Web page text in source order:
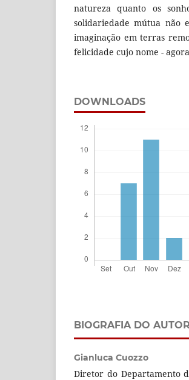
natureza quanto os
solidariedade mútua não
imaginação em terras
felicidade cujo nome -
DOWNLOADS
BIOGRAFIA DO AUTOR
Gianluca Cuozzo
Diretor do Departamento